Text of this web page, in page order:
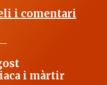
i comentari
i màrtir